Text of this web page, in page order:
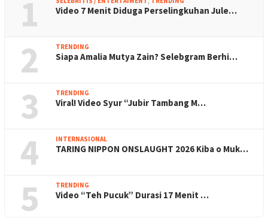
1 Video 7 Menit Diduga Perselingkuhan Jule…
2 TRENDING
Siapa Amalia Mutya Zain? Selebgram Berhi…
3 TRENDING
Viral! Video Syur “Jubir Tambang M…
4 INTERNASIONAL
TARING NIPPON ONSLAUGHT 2026 Kiba o Muk…
5 TRENDING
Video “Teh Pucuk” Durasi 17 Menit …